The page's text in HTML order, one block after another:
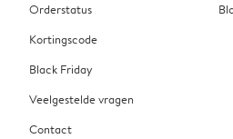
Orderstatus
Kortingscode
Black Friday
Veelgestelde vragen
Contact